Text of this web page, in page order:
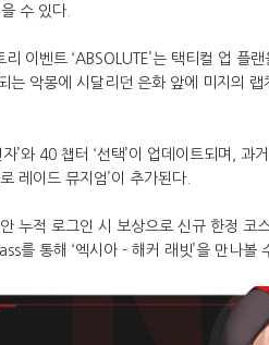
수 있다.
이벤트 ‘ABSOLUTE’는 택티컬 업 플
는 악몽에 시달리던 은화 앞에 미지의
’와 40 챕터 ‘선택’이 업데이트되며, 과
레이드 뮤지엄’이 추가된다.
누적 로그인 시 보상으로 신규 한정 코
를 통해 ‘엑시아 - 해커 래빗’을 만나볼